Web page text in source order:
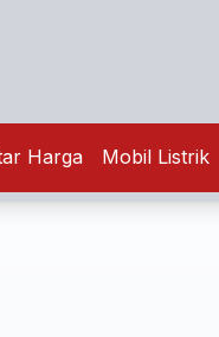
Harga Mobil Listrik